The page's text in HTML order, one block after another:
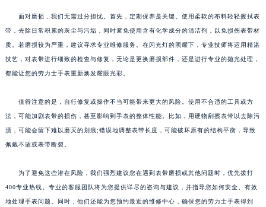
面对磨损，我们无需过分担忧。首先，定期保养是关键。使用柔软的布料轻轻擦拭表
带，去除日常积累的灰尘与污垢，同时避免使用含有化学成分的清洁剂，以免损伤表带材
质。若磨损较为严重，建议寻求专业维修服务。在闪光灯的照耀下，专业技师将运用精湛
技艺，对表带进行细致的检查与修复，无论是更换磨损部件，还是进行专业的抛光处理，
都能让您的劳力士手表重新焕发耀眼光彩。
值得注意的是，自行修复或操作不当可能带来更大的风险。使用不合适的工具或方
法，可能加剧表带的损伤，甚至影响到手表的整体性能。比如，用硬物刮擦表带以去除污
渍，可能会留下难以磨灭的划痕;错误地调整表带长度，可能破坏原有的结构平衡，导致
佩戴不适或表带断裂。
为了避免这些潜在风险，我们强烈建议您在遇到表带磨损或其他问题时，优先拨打
400专业热线。专业的客服团队将为您提供详尽的咨询与建议，并指导您如何安全、有效
地处理手表问题。同时，他们还能为您预约最近的维修中心，确保您的劳力士手表得到